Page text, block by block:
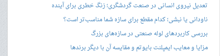
تعدیل نیروی انسانی در صنعت گردشگری؛ زنگ خطری برای آینده
ناودانی یا نبشی؛ کدام مقطع برای سازه شما مناسب‌تر است؟
بررسی کاربردهای لوله صنعتی در سازه‌های بزرگ
مزایا و معایب ایمپلنت بایوتم و مقایسه آن با دیگر برندها